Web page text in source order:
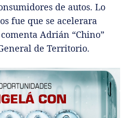
de autos. Lo
fue que se acelerara
Adrián “Chino”
de Territorio.